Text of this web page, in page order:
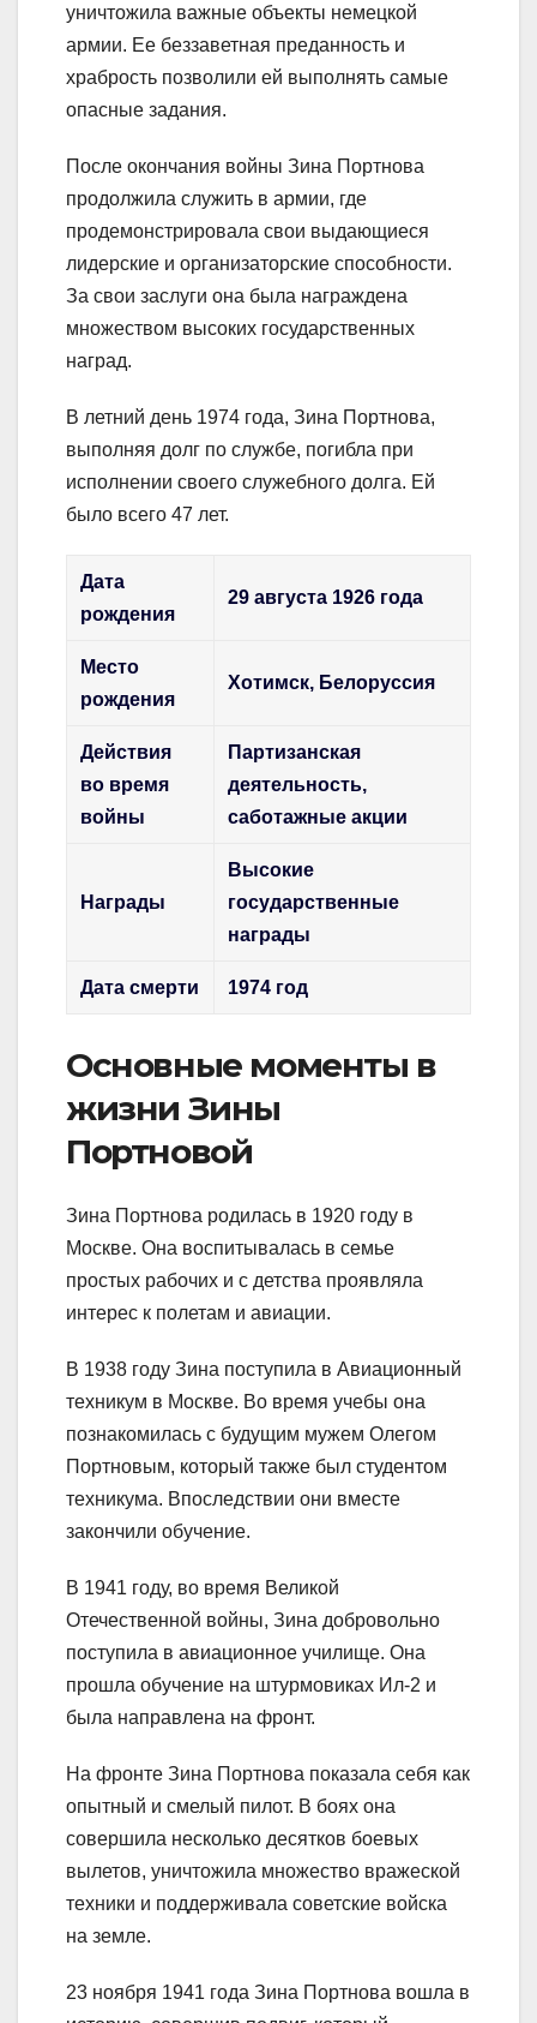
уничтожила важные объекты немецкой
армии. Ее беззаветная преданность и
храбрость позволили ей выполнять самые
опасные задания.
После окончания войны Зина Портнова
продолжила служить в армии, где
продемонстрировала свои выдающиеся
лидерские и организаторские способности.
За свои заслуги она была награждена
множеством высоких государственных
наград.
В летний день 1974 года, Зина Портнова,
выполняя долг по службе, погибла при
исполнении своего служебного долга. Ей
было всего 47 лет.
Дата
рождения
29 августа 1926 года
Место
рождения
Хотимск, Белоруссия
Действия
во время
войны
Партизанская
деятельность,
саботажные акции
Награды
Высокие
государственные
награды
Дата смерти 1974 год
Основные моменты в
жизни Зины
Портновой
Зина Портнова родилась в 1920 году в
Москве. Она воспитывалась в семье
простых рабочих и с детства проявляла
интерес к полетам и авиации.
В 1938 году Зина поступила в Авиационный
техникум в Москве. Во время учебы она
познакомилась с будущим мужем Олегом
Портновым, который также был студентом
техникума. Впоследствии они вместе
закончили обучение.
В 1941 году, во время Великой
Отечественной войны, Зина добровольно
поступила в авиационное училище. Она
прошла обучение на штурмовиках Ил-2 и
была направлена на фронт.
На фронте Зина Портнова показала себя как
опытный и смелый пилот. В боях она
совершила несколько десятков боевых
вылетов, уничтожила множество вражеской
техники и поддерживала советские войска
на земле.
23 ноября 1941 года Зина Портнова вошла в